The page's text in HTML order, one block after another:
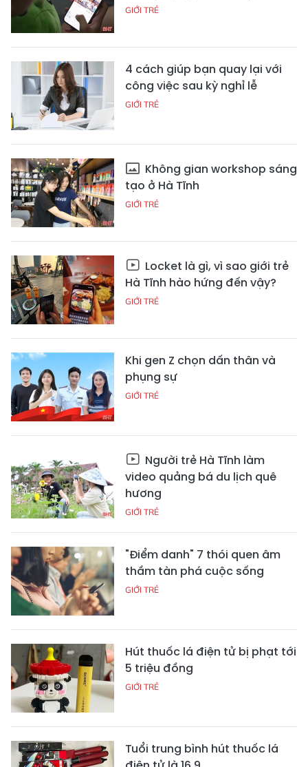
GIỚI TRẺ
4 cách giúp bạn quay lại với
công việc sau kỳ nghỉ lễ
GIỚI TRẺ
Không gian workshop sáng
tạo ở Hà Tĩnh
GIỚI TRẺ
Locket là gì, vì sao giới trẻ
Hà Tĩnh hào hứng đến vậy?
GIỚI TRẺ
Khi gen Z chọn dấn thân và
phụng sự
GIỚI TRẺ
Người trẻ Hà Tĩnh làm
video quảng bá du lịch quê
hương
GIỚI TRẺ
"Điểm danh" 7 thói quen âm
thầm tàn phá cuộc sống
GIỚI TRẺ
Hút thuốc lá điện tử bị phạt tới
5 triệu đồng
GIỚI TRẺ
Tuổi trung bình hút thuốc lá